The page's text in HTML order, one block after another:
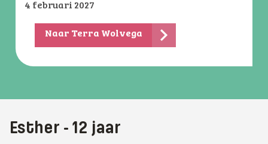
4 februari 2027
Naar Terra Wolvega
Esther - 12 jaar